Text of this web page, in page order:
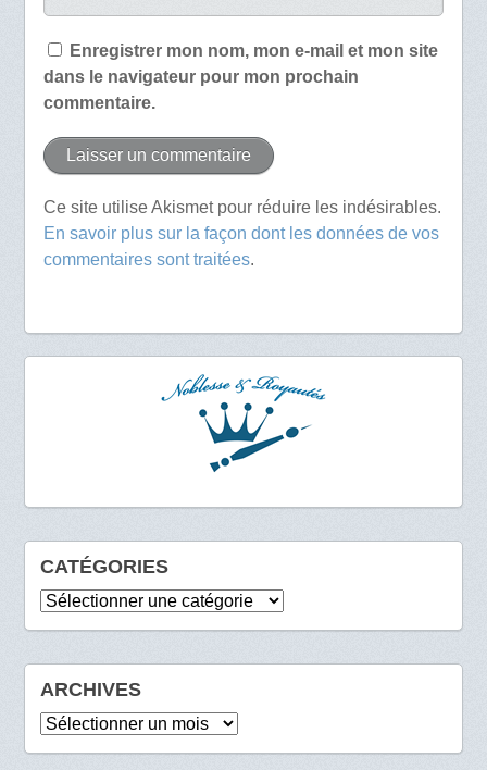
Enregistrer mon nom, mon e-mail et mon site
dans le navigateur pour mon prochain
commentaire.
Ce site utilise Akismet pour réduire les indésirables.
En savoir plus sur la façon dont les données de vos
commentaires sont traitées.
CATÉGORIES
Catégories
ARCHIVES
Archives